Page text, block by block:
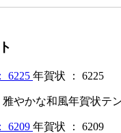
年賀状 ： 6225
やかな和風年賀状テ
年賀状 ： 6209